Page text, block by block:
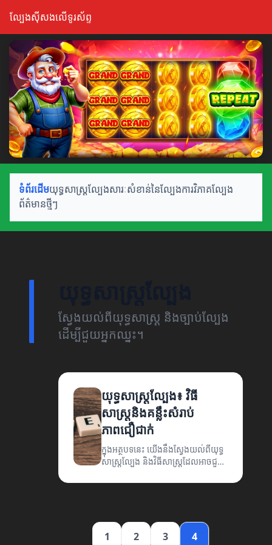
ល្បែងស៊ីសងលើទូរស័ព្ទ
ទំព័រដើមយុទ្ធសាស្ត្រល្បែងសារៈសំខាន់នៃល្បែងការវិភាគល្បែង
ព័ត៌មានថ្មីៗ
ស្វែងយល់ពីយុទ្ធសាស្ត្រ និងច្បាប់ល្បែង
ដើម្បីជួយអ្នកឈ្នះ។
យុទ្ធសាស្ត្រល្បែង៖ វិធី
សាស្ត្រនិងគន្លឹះសំរាប់
ភាពជឿជាក់
ក្នុងអត្ថបទនេះ យើងនឹងស្វែងយល់ពីយុទ្ធ
សាស្ត្រល្បែង និងវិធីសាស្ត្រដែលអាចជួយ
1 2 3 4